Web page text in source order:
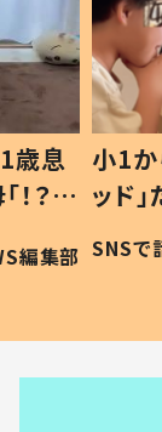
歳息
？」
編集部
小1か
ッド
作
#令和
SNSで